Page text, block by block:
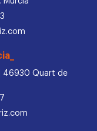
| 46930 Quart de